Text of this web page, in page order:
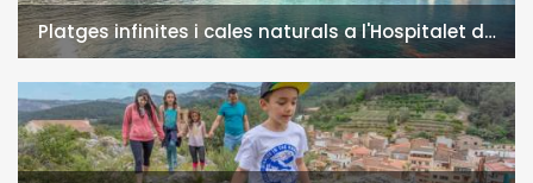
Platges infinites i cales naturals a l'Hospitalet de
l'Infant i la Vall de Llors